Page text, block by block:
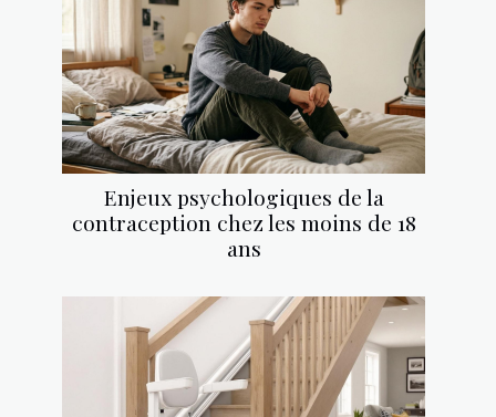
Enjeux psychologiques de la
contraception chez les moins de 18
ans